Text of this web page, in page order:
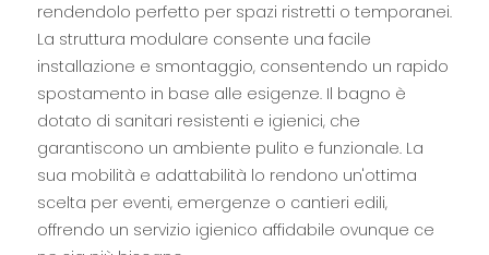
rendendolo perfetto per spazi ristretti o temporanei.
La struttura modulare consente una facile
installazione e smontaggio, consentendo un rapido
spostamento in base alle esigenze. Il bagno è
dotato di sanitari resistenti e igienici, che
garantiscono un ambiente pulito e funzionale. La
sua mobilità e adattabilità lo rendono un'ottima
scelta per eventi, emergenze o cantieri edili,
offrendo un servizio igienico affidabile ovunque ce